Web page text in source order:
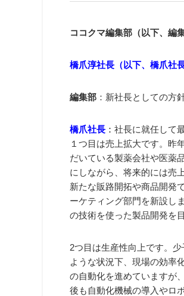
ココクマ編集部（以下、編集
橋爪淳社長（以下、橋爪社長
編集部 ：新社長としての方
橋爪社長 ： 社長に就任して
１つ目は売上拡大です。昨
だいている製薬会社や医薬
にしながら、将来的には売
新たな販路開拓や商品開発
ーケティング部門を新設し
の技術を使った製品開発を
2つ目は生産性向上です。
ような状況下、現場の効率
の自動化を進めていますが
後も自動化機械の導入やロ